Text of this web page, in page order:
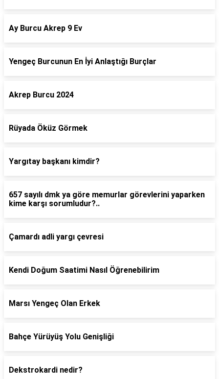
Ay Burcu Akrep 9 Ev
Yengeç Burcunun En İyi Anlaştığı Burçlar
Akrep Burcu 2024
Rüyada Öküz Görmek
Yargıtay başkanı kimdir?
657 sayılı dmk ya göre memurlar görevlerini yaparken
kime karşı sorumludur?..
Çamardı adli yargı çevresi
Kendi Doğum Saatimi Nasıl Öğrenebilirim
Marsı Yengeç Olan Erkek
Bahçe Yürüyüş Yolu Genişliği
Dekstrokardi nedir?